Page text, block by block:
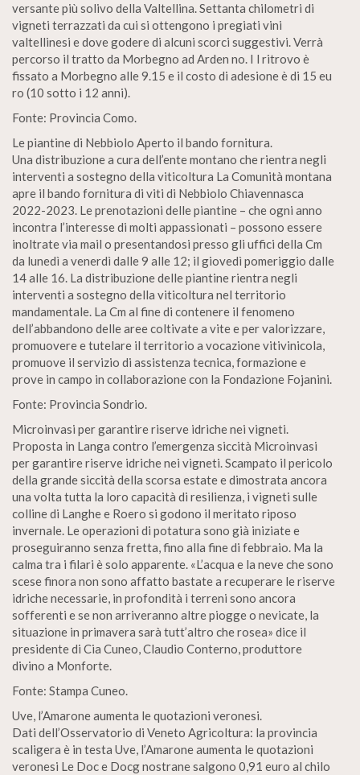
versante più solivo della Valtellina. Settanta chilometri di
vigneti terrazzati da cui si ottengono i pregiati vini
valtellinesi e dove godere di alcuni scorci suggestivi. Verrà
percorso il tratto da Morbegno ad Arden no. I l ritrovo è
fissato a Morbegno alle 9.15 e il costo di adesione è di 15 eu
ro (10 sotto i 12 anni).
Fonte: Provincia Como.
Le piantine di Nebbiolo Aperto il bando fornitura.
Una distribuzione a cura dell’ente montano che rientra negli
interventi a sostegno della viticoltura La Comunità montana
apre il bando fornitura di viti di Nebbiolo Chiavennasca
2022-2023. Le prenotazioni delle piantine – che ogni anno
incontra l’interesse di molti appassionati – possono essere
inoltrate via mail o presentandosi presso gli uffici della Cm
da lunedì a venerdì dalle 9 alle 12; il giovedì pomeriggio dalle
14 alle 16. La distribuzione delle piantine rientra negli
interventi a sostegno della viticoltura nel territorio
mandamentale. La Cm al fine di contenere il fenomeno
dell’abbandono delle aree coltivate a vite e per valorizzare,
promuovere e tutelare il territorio a vocazione vitivinicola,
promuove il servizio di assistenza tecnica, formazione e
prove in campo in collaborazione con la Fondazione Fojanini.
Fonte: Provincia Sondrio.
Microinvasi per garantire riserve idriche nei vigneti.
Proposta in Langa contro l’emergenza siccità Microinvasi
per garantire riserve idriche nei vigneti. Scampato il pericolo
della grande siccità della scorsa estate e dimostrata ancora
una volta tutta la loro capacità di resilienza, i vigneti sulle
colline di Langhe e Roero si godono il meritato riposo
invernale. Le operazioni di potatura sono già iniziate e
proseguiranno senza fretta, fino alla fine di febbraio. Ma la
calma tra i filari è solo apparente. «L’acqua e la neve che sono
scese finora non sono affatto bastate a recuperare le riserve
idriche necessarie, in profondità i terreni sono ancora
sofferenti e se non arriveranno altre piogge o nevicate, la
situazione in primavera sarà tutt’altro che rosea» dice il
presidente di Cia Cuneo, Claudio Conterno, produttore
divino a Monforte.
Fonte: Stampa Cuneo.
Uve, l’Amarone aumenta le quotazioni veronesi.
Dati dell’Osservatorio di Veneto Agricoltura: la provincia
scaligera è in testa Uve, l’Amarone aumenta le quotazioni
veronesi Le Doc e Docg nostrane salgono 0,91 euro al chilo